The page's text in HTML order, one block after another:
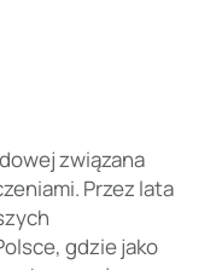
związana
Przez lata
gdzie jako